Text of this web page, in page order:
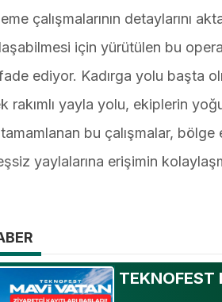
çalışmalarının detaylarını
için yürütülen bu
ediyor. Kadırga yolu başta
rakımlı yayla yolu, ekiplerin
bu çalışmalar,
yaylalarına erişimin